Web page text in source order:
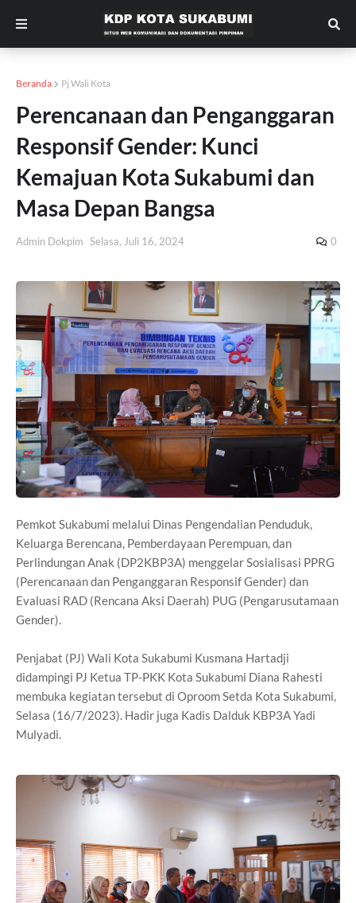
Beranda Pj Wali Kota
Perencanaan dan Penganggaran
Responsif Gender: Kunci
Kemajuan Kota Sukabumi dan
Masa Depan Bangsa
Admin Dokpim Selasa, Juli 16, 2024 0
Pemkot Sukabumi melalui Dinas Pengendalian Penduduk,
Keluarga Berencana, Pemberdayaan Perempuan, dan
Perlindungan Anak (DP2KBP3A) menggelar Sosialisasi PPRG
(Perencanaan dan Penganggaran Responsif Gender) dan
Evaluasi RAD (Rencana Aksi Daerah) PUG (Pengarusutamaan
Gender).
Penjabat (PJ) Wali Kota Sukabumi Kusmana Hartadji
didampingi PJ Ketua TP-PKK Kota Sukabumi Diana Rahesti
membuka kegiatan tersebut di Oproom Setda Kota Sukabumi,
Selasa (16/7/2023). Hadir juga Kadis Dalduk KBP3A Yadi
Mulyadi.